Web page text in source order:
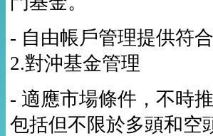
- 自由帳戶管理提供符
2.對沖基金管理
- 適應市場條件，不時
包括但不限於多頭和空